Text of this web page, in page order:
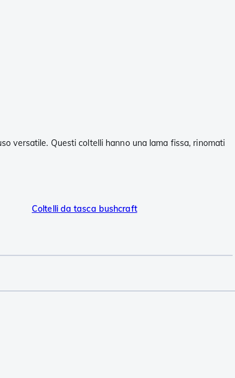
versatile. Questi coltelli hanno una lama fissa, rinomati
Coltelli da tasca bushcraft